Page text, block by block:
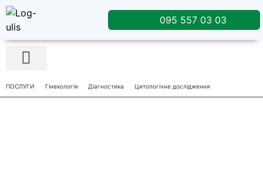
095 557 03 03
ПОСЛУГИ Гінекологія Діагностика Цитологічне дослідження